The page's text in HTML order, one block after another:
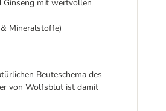
Ginseng mit wertvollen
Mineralstoffe)
Beuteschema des
von Wolfsblut ist damit